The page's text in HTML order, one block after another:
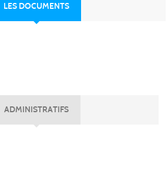
LES DOCUMENTS
ADMINISTRATIFS